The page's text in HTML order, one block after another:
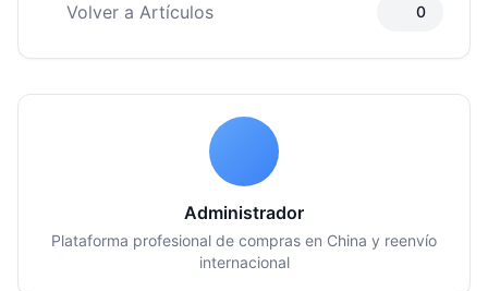
Volver a Artículos 0
Administrador
Plataforma profesional de compras en China y reenvío
internacional